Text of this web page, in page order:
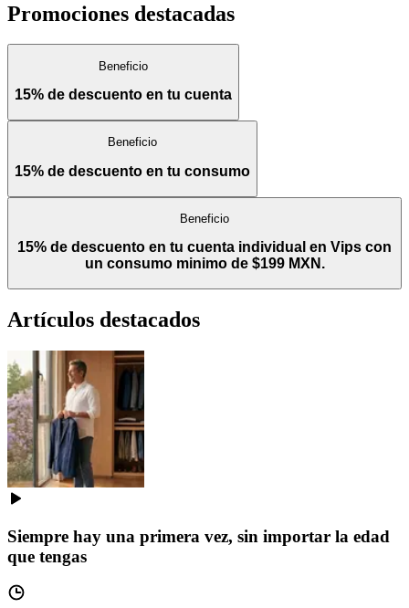
Promociones destacadas
Beneficio
15% de descuento en tu cuenta
Beneficio
15% de descuento en tu consumo
Beneficio
15% de descuento en tu cuenta individual en Vips con
un consumo minimo de $199 MXN.
Artículos destacados
Siempre hay una primera vez, sin importar la edad
que tengas